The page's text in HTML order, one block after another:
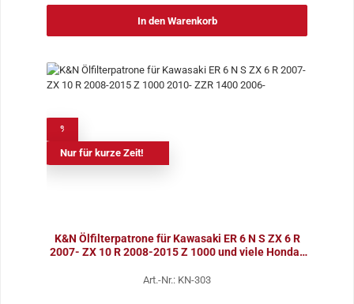
In den Warenkorb
Nur für kurze Zeit!
K&N Ölfilterpatrone für Kawasaki ER 6 N S ZX 6 R
2007- ZX 10 R 2008-2015 Z 1000 und viele Honda-
Art.-Nr.: KN-303